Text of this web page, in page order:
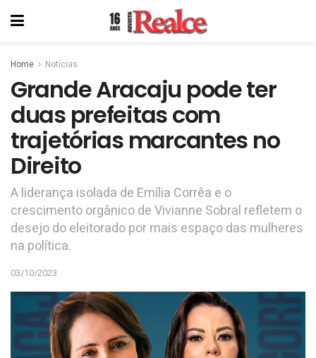
Home Notícias
Grande Aracaju pode ter
duas prefeitas com
trajetórias marcantes no
Direito
A liderança isolada de Emília Corrêa e o
crescimento orgânico de Vivianne Sobral refletem o
desejo do eleitorado por mais espaço das mulheres
na política.
03/10/2023